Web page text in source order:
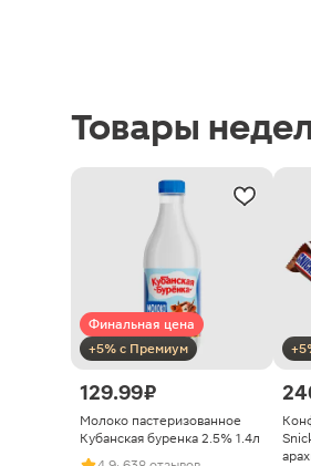
Товары
Финальная цена
+5% с Премиум
129.99 ₽
Молоко пастеризованное
Кубанская буренка 2.5% 1.4л